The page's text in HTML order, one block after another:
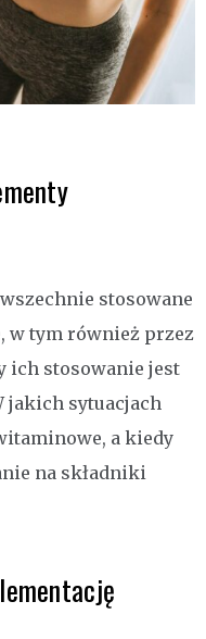
stosowane
w tym również przez
ich stosowanie jest
jakich sytuacjach
a kiedy
na składniki